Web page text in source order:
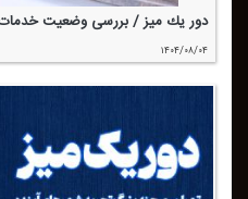
دور یك میز / بررسی وضعیت
۱۴۰۴/۰۸/۰۴